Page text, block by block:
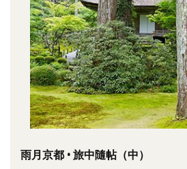
旅遊集
旅遊美食集
生活風
書房集
日記簿
餐桌週記
雨月京都 • 旅中隨帖（中）